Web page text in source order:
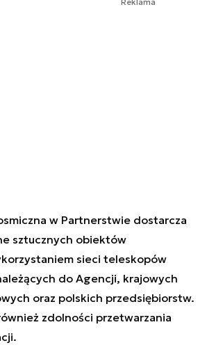
w Partnerstwie dostarcza
sztucznych obiektów
sieci teleskopów
do Agencji, krajowych
oraz polskich przedsiębiorstw.
zdolności przetwarzania